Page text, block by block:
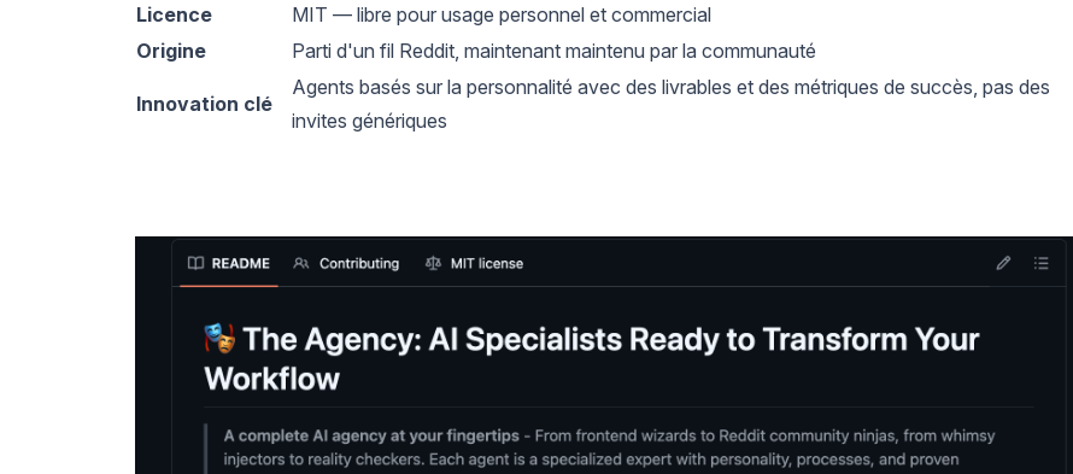
Licence
MIT — libre pour usage personnel et commercial
Origine
Parti d'un fil Reddit, maintenant maintenu par la communauté
Innovation clé
Agents basés sur la personnalité avec des livrables et des métriques de succès, pas des
invites génériques